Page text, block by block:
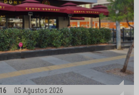
05 Ağustos 2026